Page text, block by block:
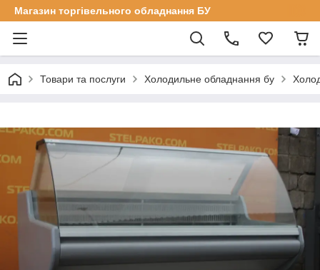
Магазин торгівельного обладнання БУ
Товари та послуги Холодильне обладнання бу